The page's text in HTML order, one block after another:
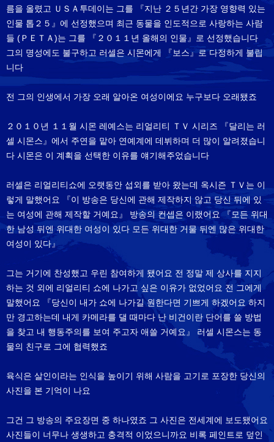
름을 올렸고 ＵＳＡ투데이는 그를 『지난 ２５년간 가장 영향력 있는
인물 톱２５』에 선정했으며 최근 동물을 인도적으로 사랑하는 사람
들 (ＰＥＴＡ)는 그를 『２０１１년 올해의 인물』로 선정했습니다
그의 명성에도 불구하고 러셀은 시몬에게 『보스』로 다정하게 불립
니다
전 그의 인생에서 가장 오래 알아온 여성이에요 누구보다 오래됐죠
２０１０년 １１월 시몬 레예스는 리얼리티 ＴＶ 시리즈 『달리는 러
셀 시몬스』에서 주연을 맡아 연예계에 데뷔하며 더 많이 알려졌습니
다 시몬은 이 계획을 선택한 이유를 얘기해주었습니다
러셀은 리얼리티쇼에 오랫동안 섭외를 받아 왔는데 옥시즌 ＴＶ는 이
렇게 말했어요 『이 방송은 당신에 관해 제작하지 않고 당신 뒤에 있
는 여성에 관해 제작할 거예요』 방송의 컨셉은 이랬어요 『모든 위대
한 남성 뒤엔 위대한 여성이 있다 모든 위대한 거물 뒤엔 많은 위대한
여성이 있다』
그는 거기에 찬성했고 우린 참여하게 됐어요 전 정말 제 상사를 지지
하는 것 외에 리얼리티 쇼에 나가고 싶은 이유가 없었어요 전 그에게
말했어요 『당신이 내가 쇼에 나가길 원한다면 기쁘게 하겠어요 하지
만 경고하는데 내게 카메라를 댈 때마다 난 비건이란 단어를 쓸 방법
을 찾고 내 행동주의를 보여 주고자 애쓸 거예요』 러셀 시몬스는 동
물의 친구로 그에 협력했죠
육식은 살인이라는 인식을 높이기 위해 사람을 고기로 포장한 당신의
사진을 본 기억이 나요
그건 그 방송의 주요장면 중 하나였죠 그 사진은 전세계에 보도됐어요
사진들이 너무나 생생하고 충격적 이었으니까요 비록 페인트로 덮인